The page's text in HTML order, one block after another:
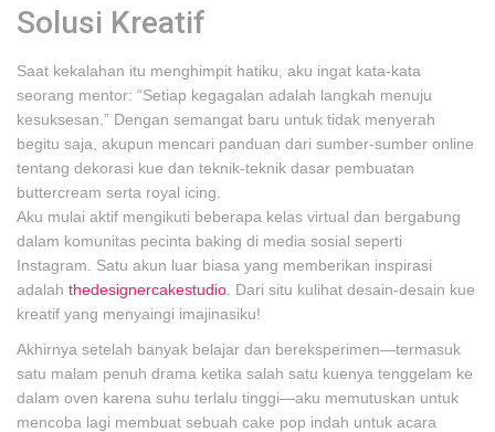
Solusi Kreatif
Saat kekalahan itu menghimpit hatiku, aku ingat kata-kata
seorang mentor: “Setiap kegagalan adalah langkah menuju
kesuksesan.” Dengan semangat baru untuk tidak menyerah
begitu saja, akupun mencari panduan dari sumber-sumber online
tentang dekorasi kue dan teknik-teknik dasar pembuatan
buttercream serta royal icing.
Aku mulai aktif mengikuti beberapa kelas virtual dan bergabung
dalam komunitas pecinta baking di media sosial seperti
Instagram. Satu akun luar biasa yang memberikan inspirasi
adalah thedesignercakestudio . Dari situ kulihat desain-desain kue
kreatif yang menyaingi imajinasiku!
Akhirnya setelah banyak belajar dan bereksperimen—termasuk
satu malam penuh drama ketika salah satu kuenya tenggelam ke
dalam oven karena suhu terlalu tinggi—aku memutuskan untuk
mencoba lagi membuat sebuah cake pop indah untuk acara